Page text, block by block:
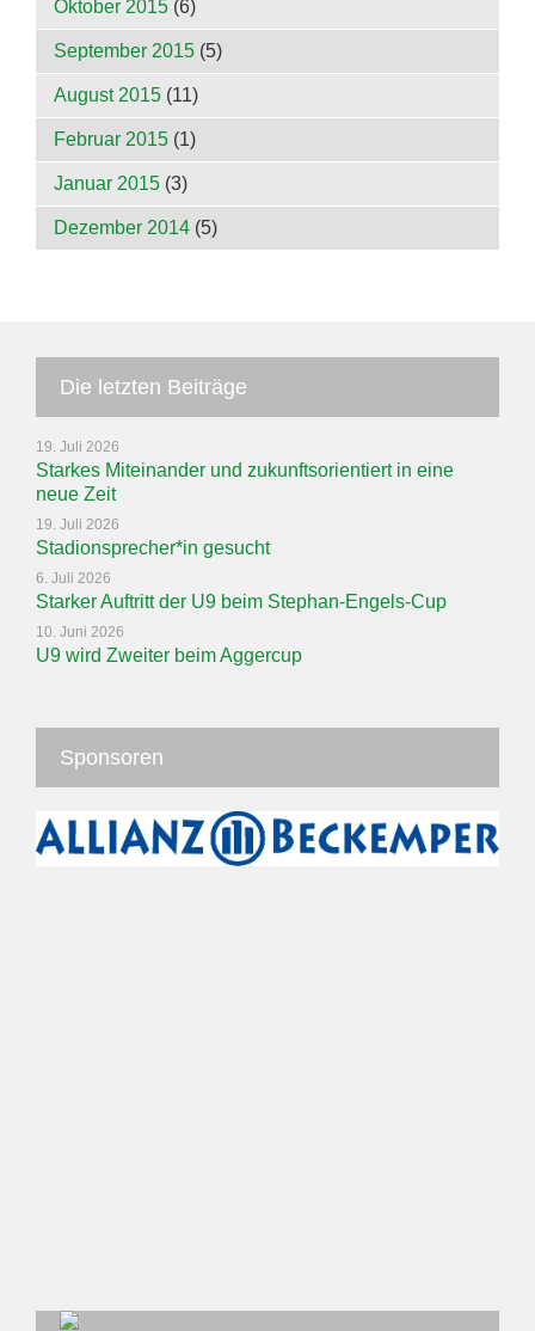
Oktober 2015 (6)
September 2015 (5)
August 2015 (11)
Februar 2015 (1)
Januar 2015 (3)
Dezember 2014 (5)
Die letzten Beiträge
19. Juli 2026
Starkes Miteinander und zukunftsorientiert in eine
neue Zeit
19. Juli 2026
Stadionsprecher*in gesucht
6. Juli 2026
Starker Auftritt der U9 beim Stephan-Engels-Cup
10. Juni 2026
U9 wird Zweiter beim Aggercup
Sponsoren